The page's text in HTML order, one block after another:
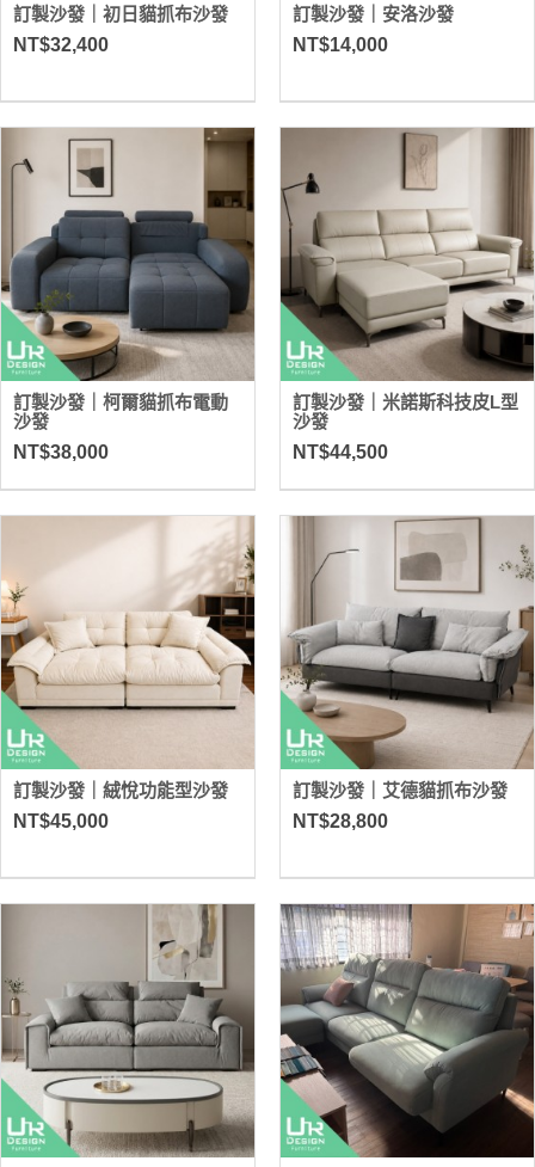
訂製沙發｜初日貓抓布沙發
NT$32,400
訂製沙發｜安洛沙發
NT$14,000
訂製沙發｜柯爾貓抓布電動
沙發
NT$38,000
訂製沙發｜米諾斯科技皮L型
沙發
NT$44,500
訂製沙發｜絨悅功能型沙發
NT$45,000
訂製沙發｜艾德貓抓布沙發
NT$28,800